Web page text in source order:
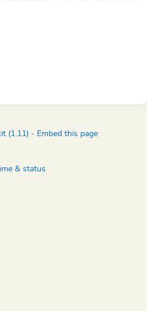
(1.11) - Embed this page
& status